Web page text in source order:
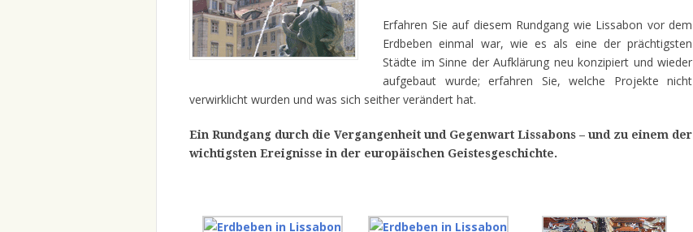
Erfahren Sie auf diesem Rundgang wie Lissabon vor dem
Erdbeben einmal war, wie es als eine der prächtigsten
Städte im Sinne der Aufklärung neu konzipiert und wieder
aufgebaut wurde; erfahren Sie, welche Projekte nicht
verwirklicht wurden und was sich seither verändert hat.
Ein Rundgang durch die Vergangenheit und Gegenwart Lissabons – und zu einem der
wichtigsten Ereignisse in der europäischen Geistesgeschichte.